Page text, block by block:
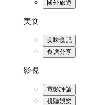
國外旅遊
美食
美味食記
食譜分享
影視
電影評論
視聽娛樂